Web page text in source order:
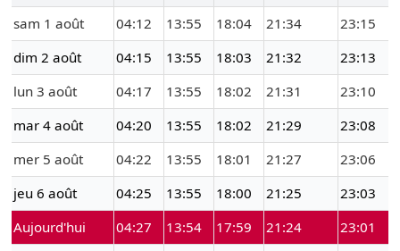
sam 1 août
04:12 13:55 18:04 21:34
23:15
dim 2 août
04:15 13:55 18:03 21:32
23:13
lun 3 août
04:17 13:55 18:02 21:31
23:10
mar 4 août
04:20 13:55 18:02 21:29
23:08
mer 5 août
04:22 13:55 18:01 21:27
23:06
jeu 6 août
04:25 13:55 18:00 21:25
23:03
Aujourd'hui
04:27 13:54 17:59 21:24
23:01